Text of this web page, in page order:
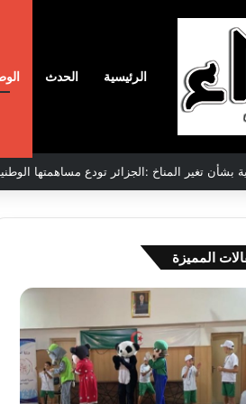
الرئيسية الحدث
بشأن تغير المناخ :الجزائر تودع مساهمتها الوطنية
المميزة